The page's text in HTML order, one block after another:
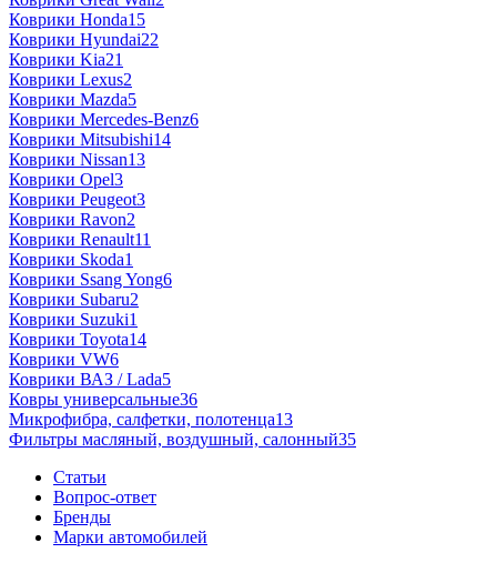
Коврики Honda15
Коврики Hyundai22
Коврики Kia21
Коврики Lexus2
Коврики Mazda5
Коврики Mercedes-Benz6
Коврики Mitsubishi14
Коврики Nissan13
Коврики Opel3
Коврики Peugeot3
Коврики Ravon2
Коврики Renault11
Коврики Skoda1
Коврики Ssang Yong6
Коврики Subaru2
Коврики Suzuki1
Коврики Toyota14
Коврики VW6
Коврики ВАЗ / Lada5
Ковры универсальные36
Микрофибра, салфетки, полотенца13
Фильтры масляный, воздушный, салонный35
Статьи
Вопрос-ответ
Бренды
Марки автомобилей